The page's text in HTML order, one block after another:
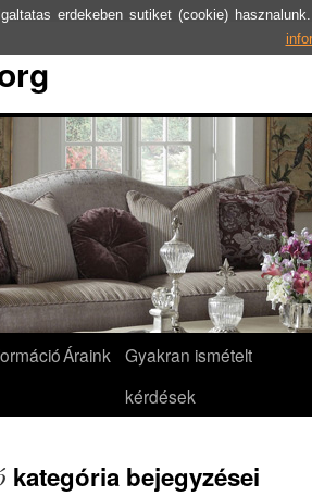
Áraink
Gyakran ismételt
kérdések
kategória bejegyzései
erdekeben sutiket (cookie)